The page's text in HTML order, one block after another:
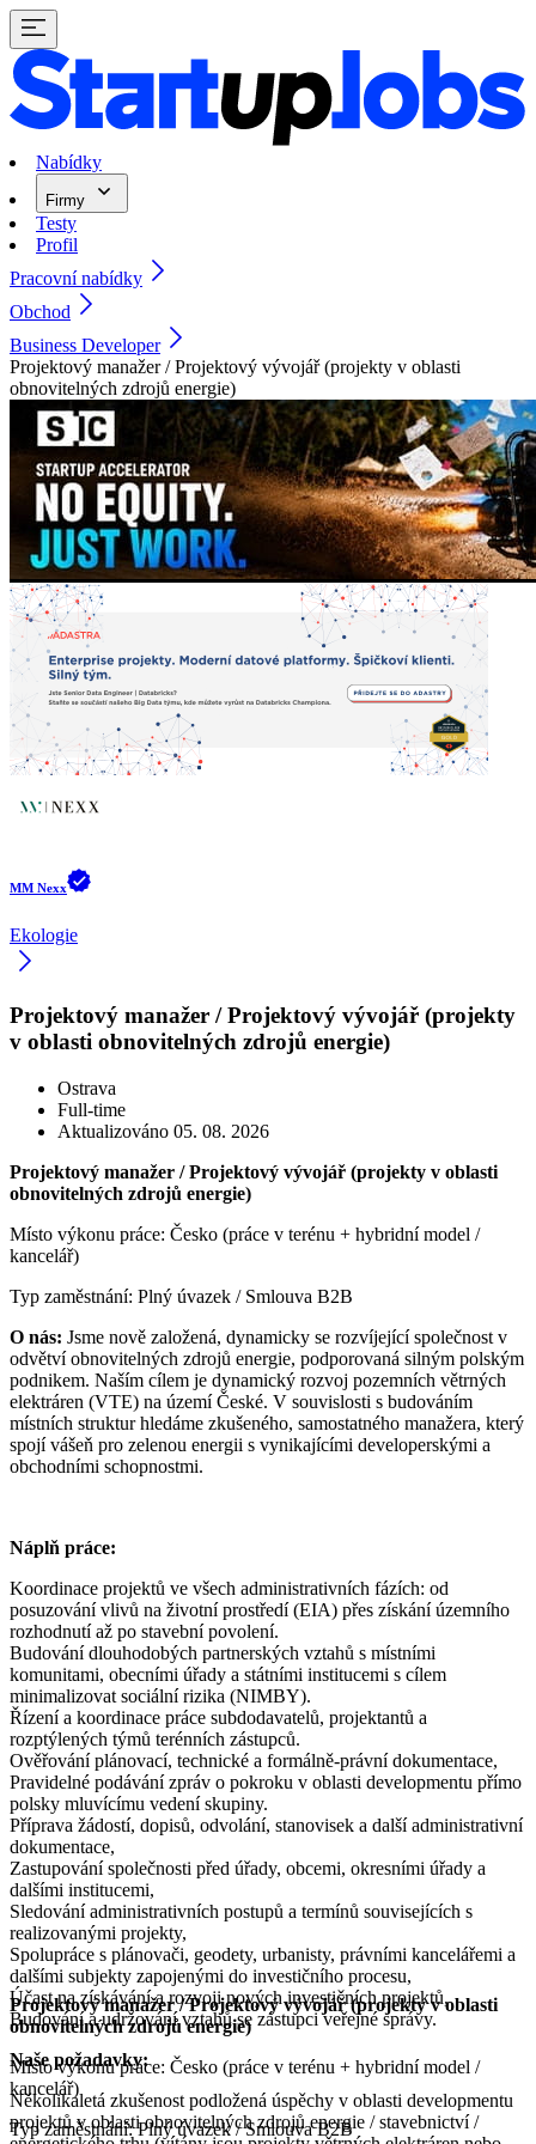
Nabídky
Firmy
Testy
Profil
Pracovní nabídky
Obchod
Business Developer
Projektový manažer / Projektový vývojář (projekty v oblasti
obnovitelných zdrojů energie)
MM Nexx
Ekologie
Projektový manažer / Projektový vývojář (projekty
v oblasti obnovitelných zdrojů energie)
Ostrava
Full-time
Aktualizováno 05. 08. 2026
Projektový manažer / Projektový vývojář (projekty v oblasti
obnovitelných zdrojů energie)
Místo výkonu práce: Česko (práce v terénu + hybridní model /
kancelář)
Typ zaměstnání: Plný úvazek / Smlouva B2B
O nás: Jsme nově založená, dynamicky se rozvíjející společnost v
odvětví obnovitelných zdrojů energie, podporovaná silným polským
podnikem. Naším cílem je dynamický rozvoj pozemních větrných
elektráren (VTE) na území České. V souvislosti s budováním
místních struktur hledáme zkušeného, samostatného manažera, který
spojí vášeň pro zelenou energii s vynikajícími developerskými a
obchodními schopnostmi.
Náplň práce:
Koordinace projektů ve všech administrativních fázích: od
posuzování vlivů na životní prostředí (EIA) přes získání územního
rozhodnutí až po stavební povolení.
Budování dlouhodobých partnerských vztahů s místními
komunitami, obecními úřady a státními institucemi s cílem
minimalizovat sociální rizika (NIMBY).
Řízení a koordinace práce subdodavatelů, projektantů a
rozptýlených týmů terénních zástupců.
Ověřování plánovací, technické a formálně-právní dokumentace,
Pravidelné podávání zpráv o pokroku v oblasti developmentu přímo
polsky mluvícímu vedení skupiny.
Příprava žádostí, dopisů, odvolání, stanovisek a další administrativní
dokumentace,
Zastupování společnosti před úřady, obcemi, okresními úřady a
dalšími institucemi,
Sledování administrativních postupů a termínů souvisejících s
realizovanými projekty,
Spolupráce s plánovači, geodety, urbanisty, právními kancelářemi a
dalšími subjekty zapojenými do investičního procesu,
Účast na získávání a rozvoji nových investičních projektů,
Budování a udržování vztahů se zástupci veřejné správy.
Naše požadavky:
Několikaletá zkušenost podložená úspěchy v oblasti developmentu
projektů v oblasti obnovitelných zdrojů energie / stavebnictví /
Projektový manažer / Projektový vývojář (projekty v oblasti
obnovitelných zdrojů energie)
Místo výkonu práce: Česko (práce v terénu + hybridní model /
kancelář)
Typ zaměstnání: Plný úvazek / Smlouva B2B